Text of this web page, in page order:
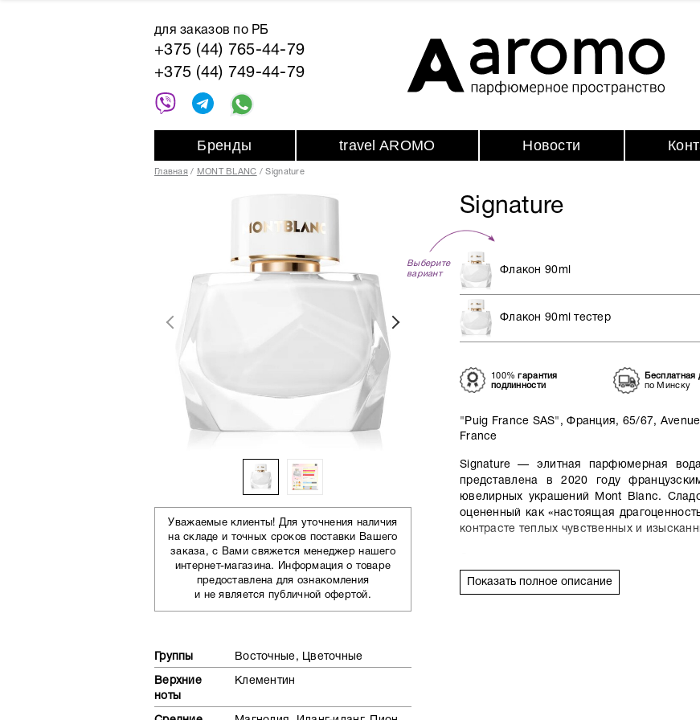
для заказов по РБ
+375 (44) 765-44-79
+375 (44) 749-44-79
Бренды travel AROMO Новости
Главная MONT BLANC Signature
Signature
Уважаемые клиенты! Для уточнения наличия
на складе и точных сроков поставки Вашего
заказа, с Вами свяжется менеджер нашего
интернет-магазина. Информация о товаре
предоставлена для ознакомления
и не является публичной офертой.
Группы Восточные, Цветочные
Верхние
ноты
Клементин
Выберите
вариант
Флакон 90ml
Флакон 90ml тестер
100%гарантия
подлинности
Бесплатная
по Минску
"Puig France SAS", Франция, 65/67,
France
Signature — элитная парфюмерная
представлена в 2020 году
ювелирных украшений Mont Blanc.
оцененный как «настоящая
контрасте теплых чувственных и
«сердце» парфюмерной композиции
Показать полное описание